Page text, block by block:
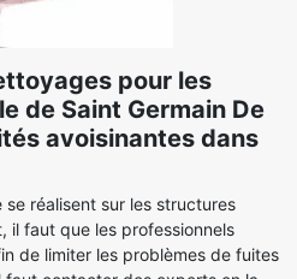
pour les
de Saint Germain De
avoisinantes dans
réalisent sur les structures
il faut que les professionnels
de limiter les problèmes de fuites